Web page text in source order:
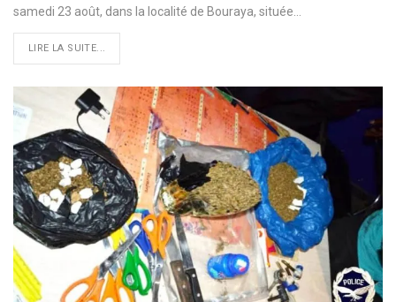
samedi 23 août, dans la localité de Bouraya, située…
LIRE LA SUITE...